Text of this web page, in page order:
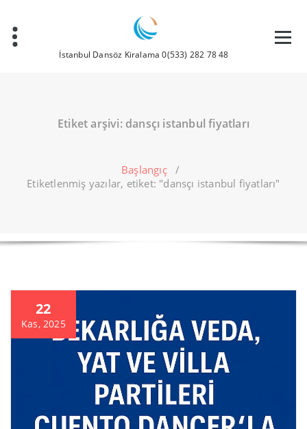
İstanbul Dansöz Kiralama 0(533) 282 78 48
Etiket arşivi: dansçı istanbul fiyatları
Başlangıç/
Etiketlenmiş yazılar, etiket: "dansçı istanbul fiyatları"
22
Kas, 2025